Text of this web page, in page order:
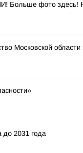
Больше фото здесь!
Московской
до 2031 года